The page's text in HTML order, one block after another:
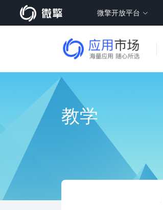
微擎开放平台
教学